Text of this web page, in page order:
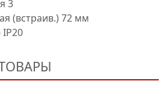
3
(встраив.) 72 мм